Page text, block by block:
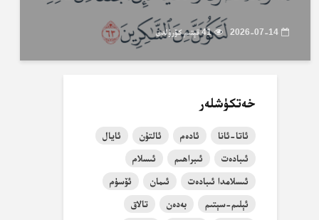
2026-07-14 41 قېتىم كۆرۈلدى
خەتكۈشلەر
ئاتا-ئانا ئادەم ئالتۇن
ئايال
ئىبادەت
ئىبراھىم
ئىسلام
ئىسلامدا ئىبادەت
ئىمان
ئۆسۈم
ئېلىم-سېتىم
بەدەن
تالاق